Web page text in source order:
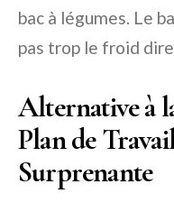
bac à légumes. Le
pas trop le froid
Alternative à
Plan de
Surprenante